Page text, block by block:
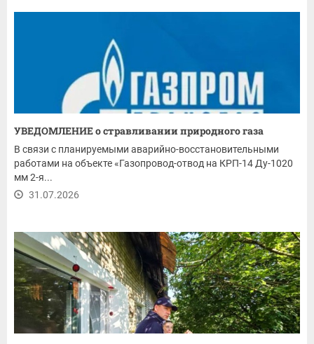
УВЕДОМЛЕНИЕ о стравливании природного газа
В связи с планируемыми аварийно-восстановительными
работами на объекте «Газопровод-отвод на КРП-14 Ду-1020
мм 2-я...
31.07.2026